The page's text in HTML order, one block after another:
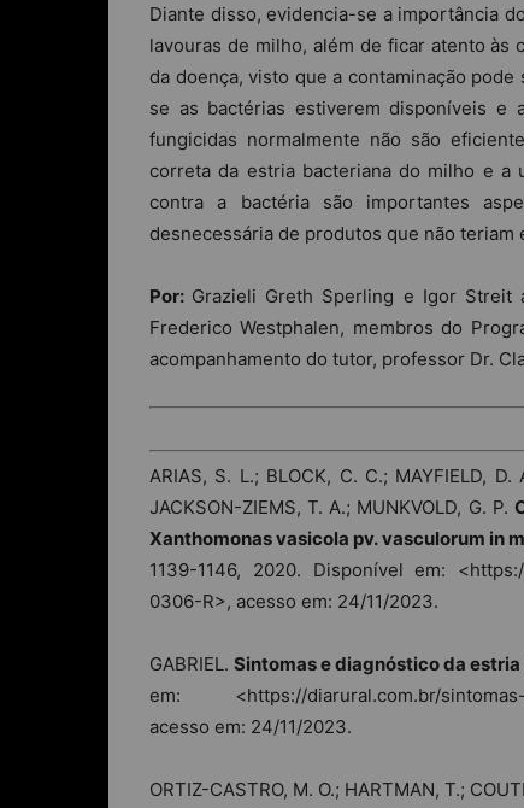
Diante disso, evidencia-se a importância
lavouras de milho, além de ficar atento às
da doença, visto que a contaminação
se as bactérias estiverem disponíveis e
fungicidas normalmente não são
correta da estria bacteriana do milho e a
contra a bactéria são importantes
desnecessária de produtos que não
Por: Grazieli Greth Sperling e Igor Streit
Frederico Westphalen, membros do
acompanhamento do tutor, professor Dr.
ARIAS, S. L.; BLOCK, C. C.; MAYFIELD,
JACKSON-ZIEMS, T. A.; MUNKVOLD, G. P.
Xanthomonas vasicola pv. vasculorum in
1139-1146, 2020. Disponível em:
0306-R>, acesso em: 24/11/2023.
GABRIEL.Sintomas e diagnóstico da
em: <https://diarural.com.br/sintomas-
acesso em: 24/11/2023.
ORTIZ-CASTRO, M. O.; HARTMAN, T.;